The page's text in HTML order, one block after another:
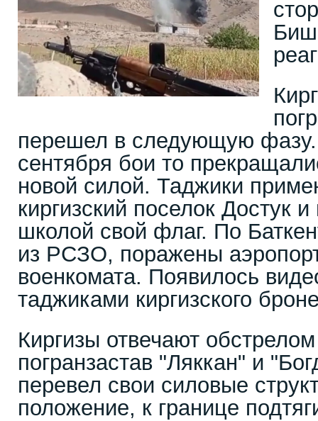
перешел в следующую
сентября бои то
новой силой. Таджики
киргизский поселок Достук
школой свой флаг. По
из РСЗО, поражены
военкомата. Появилось
таджиками киргизского
Киргизы отвечают
погранзастав "Ляккан" и
перевел свои силовые
положение, к границе